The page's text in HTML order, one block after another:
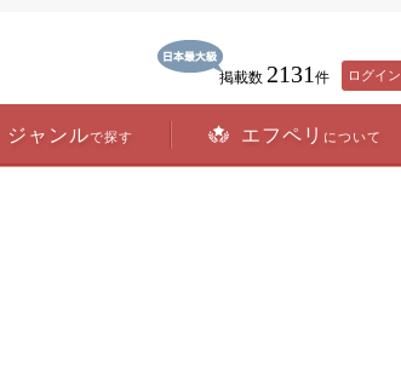
掲載数 2131 件 ログイン
ジャンルで探す エフペリ について